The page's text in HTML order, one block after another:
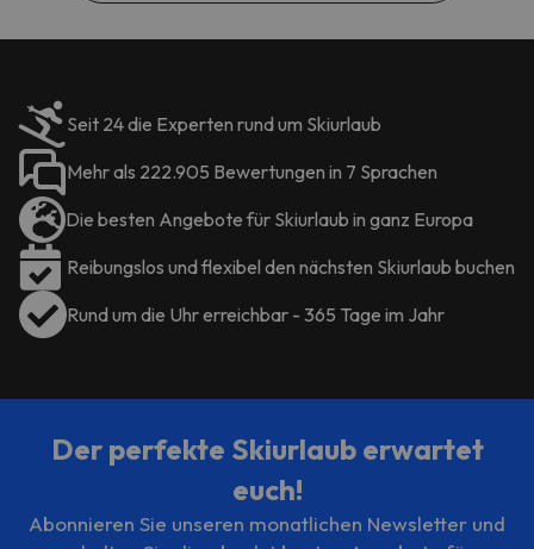
Seit 24 die Experten rund um Skiurlaub
Mehr als 222.905 Bewertungen in 7 Sprachen
Die besten Angebote für Skiurlaub in ganz Europa
Reibungslos und flexibel den nächsten Skiurlaub buchen
Rund um die Uhr erreichbar - 365 Tage im Jahr
Der perfekte Skiurlaub erwartet
euch!
Abonnieren Sie unseren monatlichen Newsletter und